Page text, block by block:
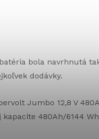
bola navrhnutá
dodávky.
Jumbo 12,8 V
kapacite 480Ah/6144